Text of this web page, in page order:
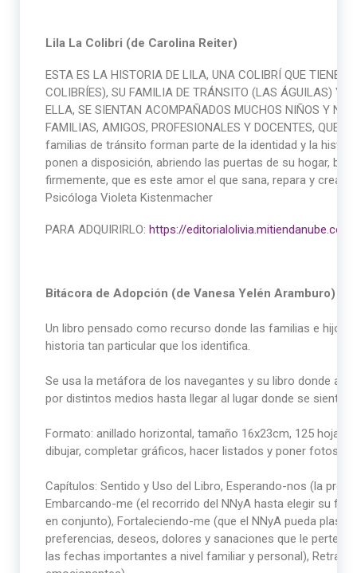
Lila La Colibri (de Carolina Reiter)
ESTA ES LA HISTORIA DE LILA, UNA COLIBRÍ QUE TIENE
COLIBRÍES), SU FAMILIA DE TRÁNSITO (LAS ÁGUILAS) Y
ELLA, SE SIENTAN ACOMPAÑADOS MUCHOS NIÑOS Y
FAMILIAS, AMIGOS, PROFESIONALES Y DOCENTES, QUE
familias de tránsito forman parte de la identidad y la
ponen a disposición, abriendo las puertas de su hogar,
firmemente, que es este amor el que sana, repara y crea
Psicóloga Violeta Kistenmacher
PARA ADQUIRIRLO: https://
Bitácora de Adopción (de Vanesa Yelén Aramburo)
Un libro pensado como recurso donde las familias e
historia tan particular que los identifica.
Se usa la metáfora de los navegantes y su libro donde
por distintos medios hasta llegar al lugar donde se
Formato: anillado horizontal, tamaño 16x23cm, 125 hojas
dibujar, completar gráficos, hacer listados y poner fotos.
Capítulos: Sentido y Uso del Libro, Esperando-nos (la
Embarcando-me (el recorrido del NNyA hasta elegir su
en conjunto), Fortaleciendo-me (que el NNyA pueda
preferencias, deseos, dolores y sanaciones que le
las fechas importantes a nivel familiar y personal),